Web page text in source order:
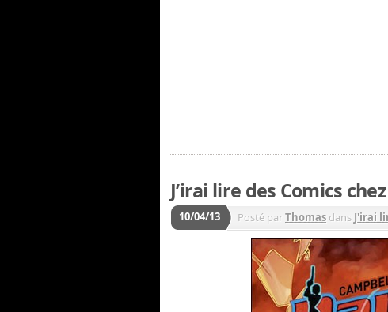
J’irai lire des Comics
10/04/13 Posté parThomas dans J'irai